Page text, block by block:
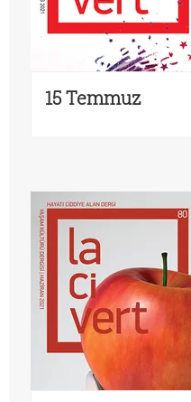
15 Temmuz